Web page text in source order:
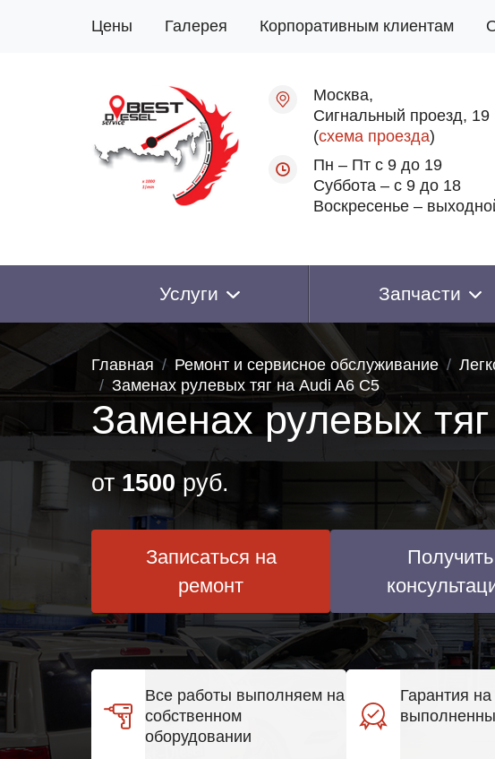
Цены Галерея Корпоративным клиентам
Москва,
Сигнальный проезд, 19
(схема проезда)
Пн – Пт с 9 до 19
Суббота – с 9 до 18
Воскресенье –
Услуги Запчасти
Главная Ремонт и сервисное обслуживание
Заменах рулевых тяг на Audi A6 C5
Заменах рулевых
от 1500 руб.
Записаться на
ремонт
Получить
Все работы выполняем на
собственном
оборудовании
Гарантия